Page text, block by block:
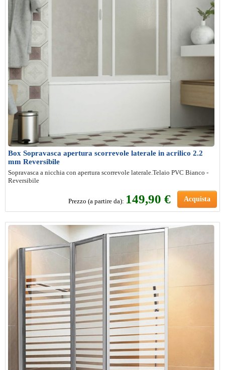
Box Sopravasca apertura scorrevole laterale in acrilico 2.2
mm Reversibile
Sopravasca a nicchia con apertura scorrevole laterale.Telaio PVC Bianco -
Reversibile
Prezzo (a partire da): 149,90 € Acquista